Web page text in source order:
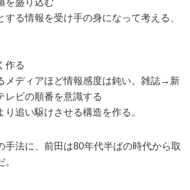
を盛り込む
る情報を受け手の身になって考える、
作る
メディアほど情報感度は鈍い。雑誌→新
レビの順番を意識する
追い駆けさせる構造を作る。
手法に、前田は80年代半ばの時代から取